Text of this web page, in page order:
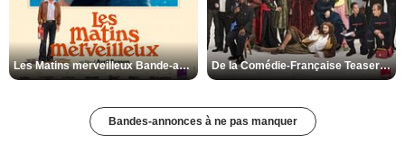
Les Matins merveilleux Bande-annonce VF De la Comédie-Française Teaser VF
Bandes-annonces à ne pas manquer